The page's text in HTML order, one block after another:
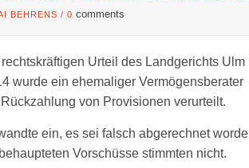
BEHRENS / 0 comments
rechtskräftigen Urteil des Landgerichts Ulm
wurde ein ehemaliger Vermögensberater
von Provisionen verurteilt.
ein, es sei falsch abgerechnet
Vorschüsse stimmten nicht.